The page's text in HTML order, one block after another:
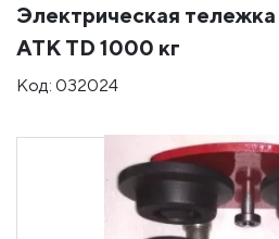
Электрическая
АТК TD 1000 кг
Код: 032024